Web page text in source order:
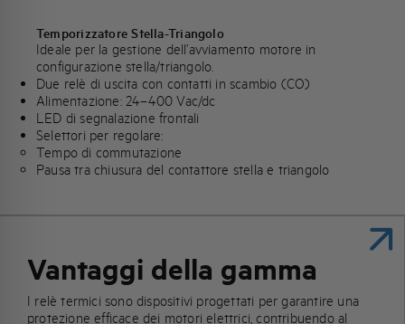
Temporizzatore Stella-Triangolo
Ideale per la gestione dell’avviamento motore in
configurazione stella/triangolo.
Due relè di uscita con contatti in scambio (CO)
Alimentazione: 24–400 Vac/dc
LED di segnalazione frontali
Selettori per regolare:
Tempo di commutazione
Pausa tra chiusura del contattore stella e triangolo
Vantaggi della gamma
I relè termici sono dispositivi progettati per garantire una
protezione efficace dei motori elettrici, contribuendo al